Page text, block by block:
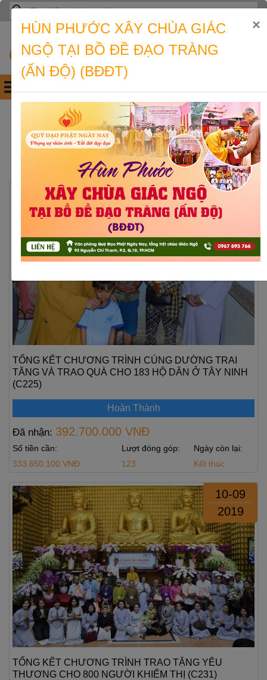
Skip
content
Tìm
cho:
Quỹ Đạo Phật Ngày Nay
Tạo các chương trình hổ trợ, từ thiện, hoạt động công ích…
TỪ THIỆN
16-08
2019
TỔNG KẾT CHƯƠNG TRÌNH CÚNG DƯỜNG TRAI
TĂNG VÀ TRAO QUÀ CHO 183 HỘ DÂN Ở TÂY NINH
(C225)
Hoàn Thành
Đã nhận: 392.700.000 VNĐ
Số tiền cần:
333.650.100 VNĐ
Lượt đóng góp:
123
Ngày còn lại:
Kết thúc
10-09
2019
TỔNG KẾT CHƯƠNG TRÌNH TRAO TẶNG YÊU
THƯƠNG CHO 800 NGƯỜI KHIẾM THỊ (C231)
HÙN PHƯỚC XÂY CHÙA GIÁC
NGỘ TẠI BỒ ĐỀ ĐẠO TRÀNG
(ẤN ĐỘ) (BĐĐT)
×